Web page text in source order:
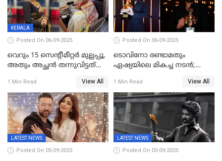
പൊട്ടിക്കരഞ്ഞ് നടി
KERALA
Posted On 06-09-2025
വെറും 15 സെന്റീമീറ്റര്‍ മുല്ലപ്പൂ,
അതും അച്ഛൻ തന്നുവിട്ടത്
ലക്ഷം രൂപ പിഴ; നവ്യ
28ദിവസത്തിനകം പിഴ
അടയ്ക്കണം
1 Min Read View All
Posted On 06-09-2025
ടൊവിനോ രണ്ടാമതും
ഏഷ്യയിലെ മികച്ച നടന്‍;
പുരസ്‌കാരം
1 Min Read View All
LATEST NEWS
Posted On 05-09-2025
LATEST NEWS
Posted On 05-09-2025